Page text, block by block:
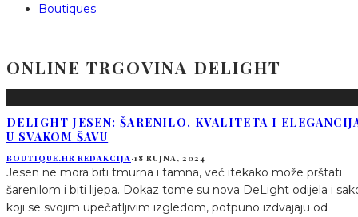
Boutiques
ONLINE TRGOVINA DELIGHT
DELIGHT JESEN: ŠARENILO, KVALITETA I
U SVAKOM ŠAVU
BOUTIQUE.HR REDAKCIJA·18 RUJNA, 2024
Jesen ne mora biti tmurna i tamna, već itekako može prštati
šarenilom i biti lijepa. Dokaz tome su nova DeLight odijela i
koji se svojim upečatljivim izgledom, potpuno izdvajaju od